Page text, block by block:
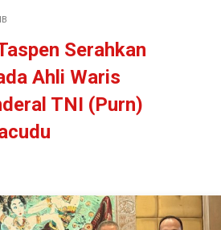
Serahkan
Ahli Waris
TNI (Purn)